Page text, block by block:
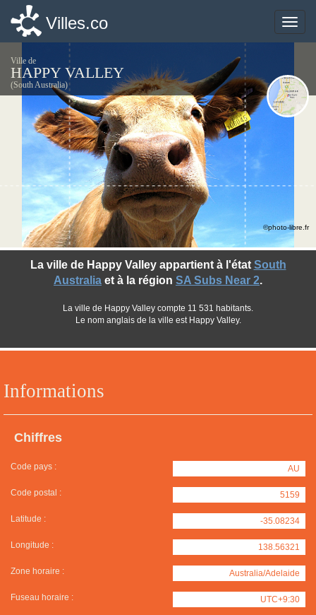
Toggle
Villes.co
Ville de
HAPPY VALLEY
(South Australia)
Informations
Chiffres
Code pays : AU
Code postal : 5159
Latitude : -35.08234
Longitude : 138.56321
Zone horaire : Australia/Adelaide
Fuseau horaire : UTC+9:30
La ville de Happy Valley appartient à l'état South
Australia et à la région SA Subs Near 2.
La ville de Happy Valley compte 11 531 habitants.
Le nom anglais de la ville est Happy Valley.
©photo-libre.fr
Toggle
Villes.co